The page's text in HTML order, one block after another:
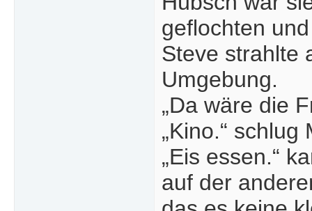
geflochten
Steve strahlte
Umgebung.
„Da wäre die
„Kino.“ schlug
„Eis essen.“
auf der